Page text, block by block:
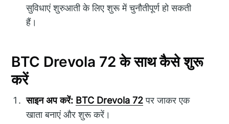
सुविधाएं शुरुआती के लिए शुरू में चुनौतीपूर्ण हो सकती
हैं।
BTC Drevola 72 के साथ कैसे शुरू
करें
साइन अप करें: BTC Drevola 72पर जाकर एक
खाता बनाएं और शुरू करें।